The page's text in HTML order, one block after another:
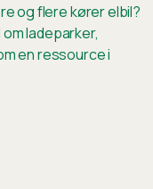
og flere kører elbil?
ladeparker,
en ressource i